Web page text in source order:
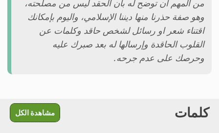
من المهم أن توضح له بأن الحقد ليس من مصلحته،
وهو صفة حذرنا منها ديننا الإسلامي، واليوم بإمكانك
اقتناء شعر او رسائل لشخص حاقد وكلمات عن
القلوب الحاقدة وإرسالها له بعد صبرك عليه
وحرصك على عدم جرحه.
كلمات مشاهدة الكل